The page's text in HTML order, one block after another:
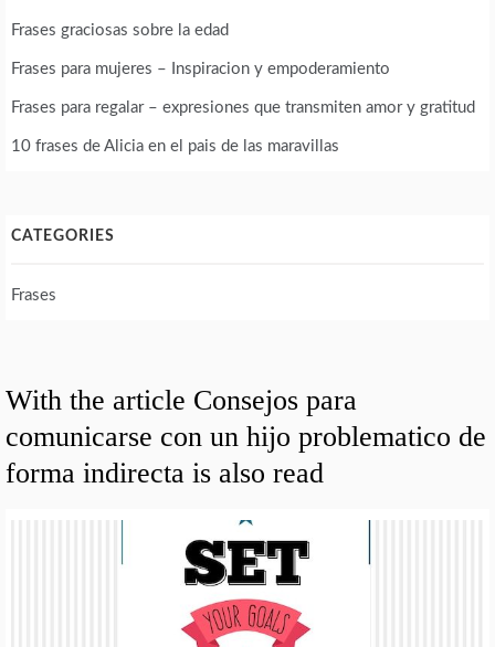
Frases graciosas sobre la edad
Frases para mujeres – Inspiracion y empoderamiento
Frases para regalar – expresiones que transmiten amor y gratitud
10 frases de Alicia en el pais de las maravillas
CATEGORIES
Frases
With the article Consejos para
comunicarse con un hijo problematico de
forma indirecta is also read